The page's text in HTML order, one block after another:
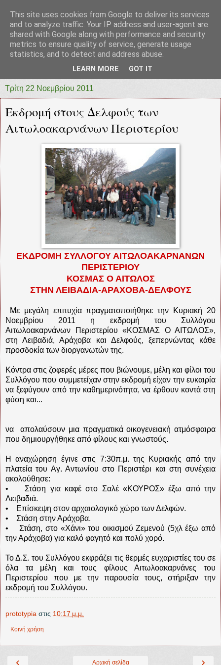
prototypia
"ΠΡΩΤΟΤΥΠΙΑ" * ΑΝΕΞΑΡΤΗΤΗ-ΗΛΕΚΤΡΟΝΙΚΗ-
Τρίτη 22 Νοεμβρίου 2011
Εκδρομή στους Δελφούς των
Αιτωλοακαρνάνων Περιστερίου
ΕΚΔΡΟΜΗ ΣΥΛΛΟΓΟΥ ΑΙΤΩΛΟΑΚΑΡΝΑΝΩΝ
ΠΕΡΙΣΤΕΡΙΟΥ
ΚΟΣΜΑΣ Ο ΑΙΤΩΛΟΣ
ΣΤΗΝ ΛΕΙΒΑΔΙΑ-ΑΡΑΧΟΒΑ-ΔΕΛΦΟΥΣ
Με μεγάλη επιτυχία πραγματοποιήθηκε την Κυριακή 20
Νοεμβρίου 2011 η εκδρομή του Συλλόγου
Αιτωλοακαρνάνων Περιστερίου «ΚΟΣΜΑΣ Ο ΑΙΤΩΛΟΣ»,
στη Λειβαδιά, Αράχοβα και Δελφούς, ξεπερνώντας κάθε
προσδοκία των διοργανωτών της.
Κόντρα στις ζοφερές μέρες που βιώνουμε, μέλη και φίλοι του
Συλλόγου που συμμετείχαν στην εκδρομή είχαν την ευκαιρία
να ξεφύγουν από την καθημερινότητα, να έρθουν κοντά στη
φύση και...
να απολαύσουν μια πραγματικά οικογενειακή ατμόσφαιρα
που δημιουργήθηκε από φίλους και γνωστούς.
Η αναχώρηση έγινε στις 7:30π.μ. της Κυριακής από την
πλατεία του Αγ. Αντωνίου στο Περιστέρι και στη συνέχεια
ακολούθησε:
• Στάση για καφέ στο Σαλέ «ΚΟΥΡΟΣ» έξω από την
Λειβαδιά.
• Επίσκεψη στον αρχαιολογικό χώρο των Δελφών.
• Στάση στην Αράχοβα.
• Στάση, στο «Χάνι» του οικισμού Ζεμενού (5χλ έξω από
την Αράχοβα) για καλό φαγητό και πολύ χορό.
Το Δ.Σ. του Συλλόγου εκφράζει τις θερμές ευχαριστίες του σε
όλα τα μέλη και τους φίλους Αιτωλοακαρνάνες του
Περιστερίου που με την παρουσία τους, στήριξαν την
εκδρομή του Συλλόγου.
prototypia στις 10:17 μ.μ.
Κοινή χρήση
‹ ›
Αρχική σελίδα
This site uses cookies from Google to deliver its services
and to analyze traffic. Your IP address and user-agent are
shared with Google along with performance and security
metrics to ensure quality of service, generate usage
statistics, and to detect and address abuse.
LEARN MORE GOT IT